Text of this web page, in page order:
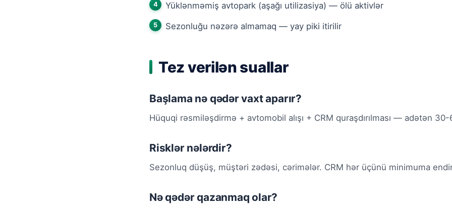
Yüklənməmiş avtopark (aşağı utilizasiya) — ölü aktivlər
Sezonluğu nəzərə almamaq — yay piki itirilir
Tez verilən suallar
Başlama nə qədər vaxt aparır?
Hüquqi rəsmiləşdirmə + avtomobil alışı + CRM quraşdırılması — adətən
Risklər nələrdir?
Sezonluq düşüş, müştəri zədəsi, cərimələr. CRM hər üçünü minimuma
Nə qədər qazanmaq olar?